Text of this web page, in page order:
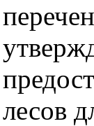
лесов